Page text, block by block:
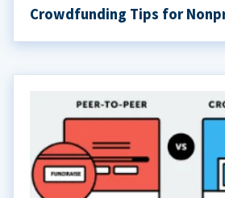
Crowdfunding Tips for